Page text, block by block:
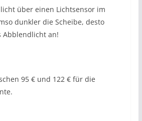
über einen Lichtsensor im
dunkler die Scheibe, desto
Abblendlicht an!
95 € und 122 € für die